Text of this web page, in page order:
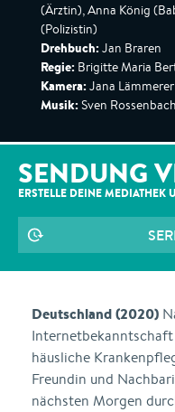
(Ärztin), Anna König
(Polizistin)
Drehbuch: Jan Braren
Regie: Brigitte Maria
Kamera: Jana Lämmerer
Musik: Sven
SENDUNG
ERSTELLE DEINE MEDIATHEK
Deutschland (2020)
häusliche
Freundin und
nächsten Morgen